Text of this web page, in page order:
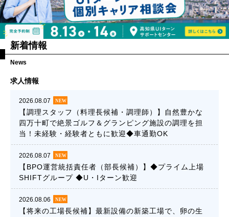
新着情報
News
求人情報
2026.08.07
【調理スタッフ（料理長候補・調理師）】自然豊かな
四万十町で絶景ゴルフ＆グランピング施設の調理を担
当！未経験・経験者ともに歓迎◆車通勤OK
2026.08.07
【BPO運営統括責任者（部長候補）】◆プライム上場
SHIFTグループ ◆U・Iターン歓迎
2026.08.06
【将来の工場長候補】最新設備の新築工場で、卵の生